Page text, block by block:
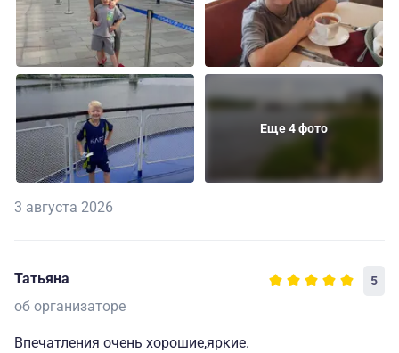
Еще 4 фото
3 августа 2026
Татьяна 5
об организаторе
Впечатления очень хорошие,яркие.